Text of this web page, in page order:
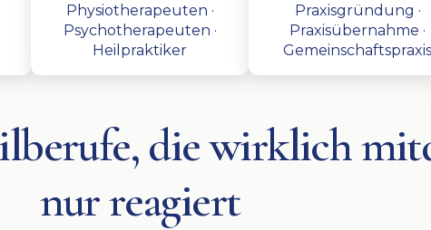
Physiotherapeuten ·
Psychotherapeuten ·
Heilpraktiker
Praxisgründung ·
Praxisübernahme ·
Gemeinschaftspraxis
die wirklich
nur reagiert